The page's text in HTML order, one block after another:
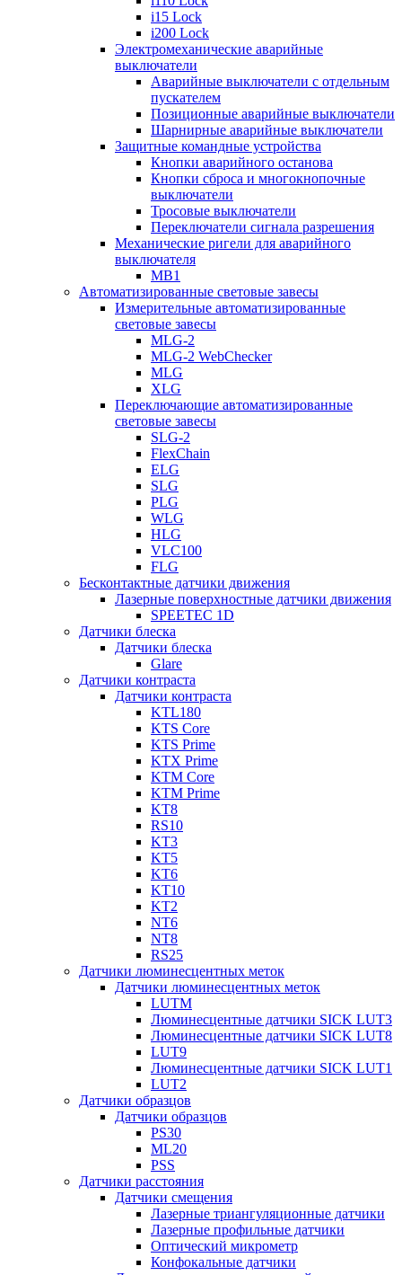
i15 Lock
i200 Lock
Электромеханические аварийные
выключатели
Аварийные выключатели с отдельным
пускателем
Позиционные аварийные выключатели
Шарнирные аварийные выключатели
Защитные командные устройства
Кнопки аварийного останова
Кнопки сброса и многокнопочные
выключатели
Тросовые выключатели
Переключатели сигнала разрешения
Механические ригели для аварийного
выключателя
MB1
Автоматизированные световые завесы
Измерительные автоматизированные
световые завесы
MLG-2
MLG-2 WebChecker
MLG
XLG
Переключающие автоматизированные
световые завесы
SLG-2
FlexChain
ELG
SLG
PLG
WLG
HLG
VLC100
FLG
Бесконтактные датчики движения
Лазерные поверхностные датчики движения
SPEETEC 1D
Датчики блеска
Датчики блеска
Glare
Датчики контраста
Датчики контраста
KTL180
KTS Core
KTS Prime
KTX Prime
KTM Core
KTM Prime
KT8
RS10
KT3
KT5
KT6
KT10
KT2
NT6
NT8
RS25
Датчики люминесцентных меток
Датчики люминесцентных меток
LUTM
Люминесцентные датчики SICK LUT3
Люминесцентные датчики SICK LUT8
LUT9
Люминесцентные датчики SICK LUT1
LUT2
Датчики образцов
Датчики образцов
PS30
ML20
PSS
Датчики расстояния
Датчики смещения
Лазерные триангуляционные датчики
Лазерные профильные датчики
Оптический микрометр
Конфокальные датчики